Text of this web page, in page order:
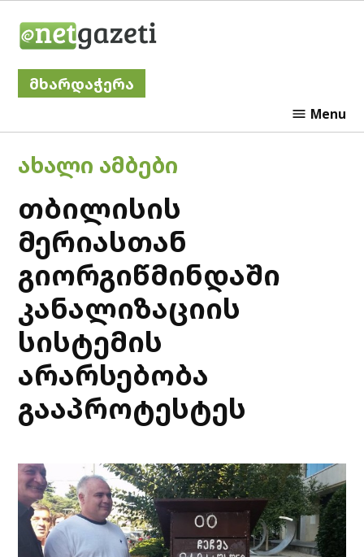
მხარდაჭერა
Menu
POSTED
ᲐᲮᲐᲚᲘ ᲐᲛᲑᲔᲑᲘ
თბილისის
მერიასთან
გიორგიწმინდაში
კანალიზაციის
სისტემის
არარსებობა
გააპროტესტეს